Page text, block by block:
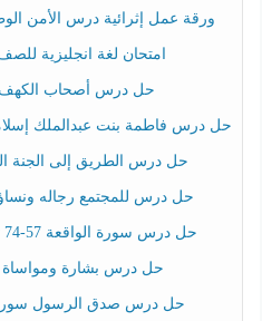
ورقة عمل إثرائية درس الأمن
امتحان لغة انجليزية
حل درس أصحاب
حل درس فاطمة بنت عبدالملك
حل درس الطريق إلى الجنة
حل درس للمجتمع رجاله
حل درس سورة الواقعة 57-74 تربية اسلامية الصف التاسع
حل درس بشارة ومواساة
حل درس صدق الرسول سورة يس 1-12